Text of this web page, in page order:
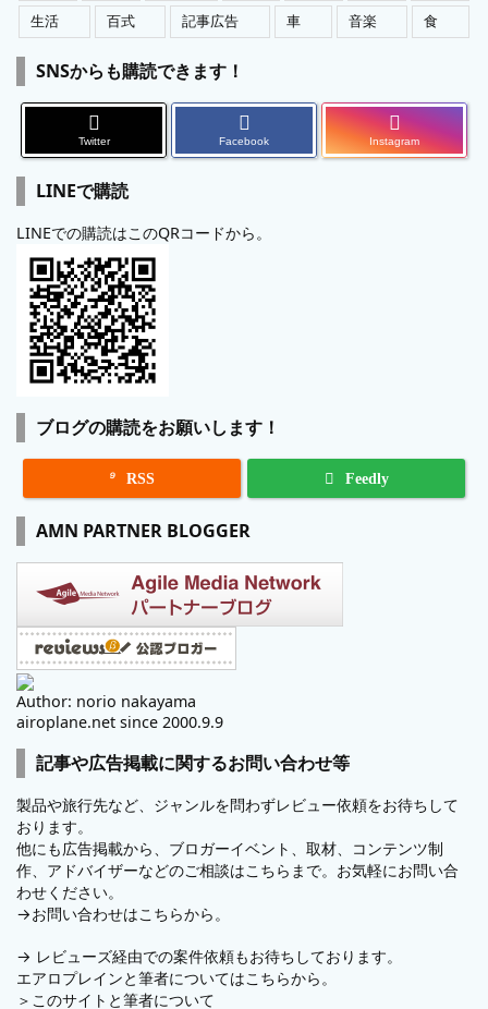
生活
百式 記事広告 車 音楽 食
SNSからも購読できます！
Twitter Facebook Instagram
LINEで購読
LINEでの購読はこのQRコードから。
ブログの購読をお願いします！
 RSS Feedly
AMN PARTNER BLOGGER
Author: norio nakayama
airoplane.net since 2000.9.9
記事や広告掲載に関するお問い合わせ等
製品や旅行先など、ジャンルを問わずレビュー依頼をお待ちして
おります。
他にも広告掲載から、ブロガーイベント、取材、コンテンツ制
作、アドバイザーなどのご相談はこちらまで。お気軽にお問い合
わせください。
→お問い合わせはこちらから。
→ レビューズ経由での案件依頼もお待ちしております。
エアロプレインと筆者についてはこちらから。
＞ このサイトと筆者について